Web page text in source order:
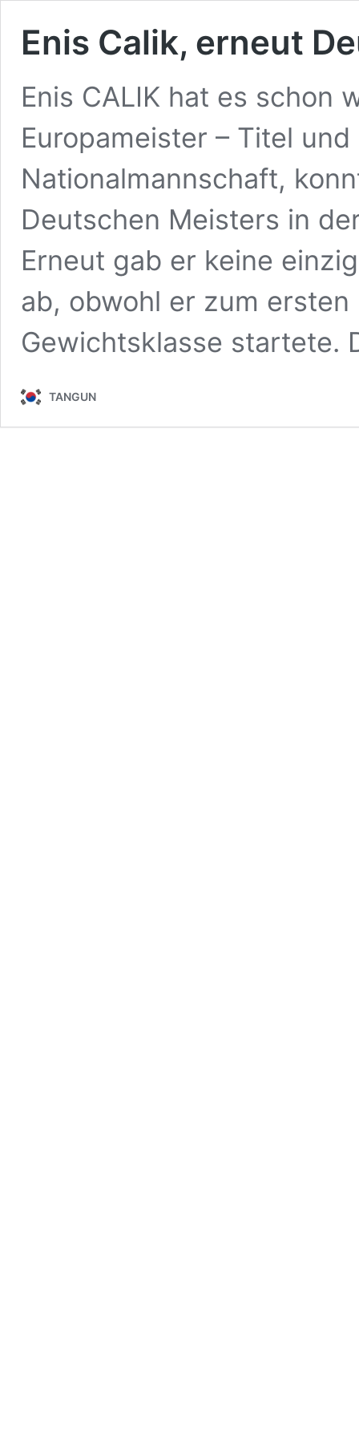
Enis Calik, erneut
Enis CALIK hat es schon
Europameister – Titel
Nationalmannschaft,
Deutschen Meisters in
Erneut gab er keine
ab, obwohl er zum
Gewichtsklasse startete.
TANGUN